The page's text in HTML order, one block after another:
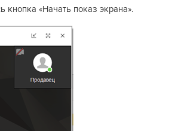
кнопка «Начать показ экрана».